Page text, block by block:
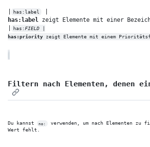
has:label
has:label
zeigt Elemente mit einer
has:FIELD
has:priority zeigt Elemente mit einem
Filtern nach Elementen, denen
Du kannst no:
verwenden, um nach Elementen
Wert fehlt.